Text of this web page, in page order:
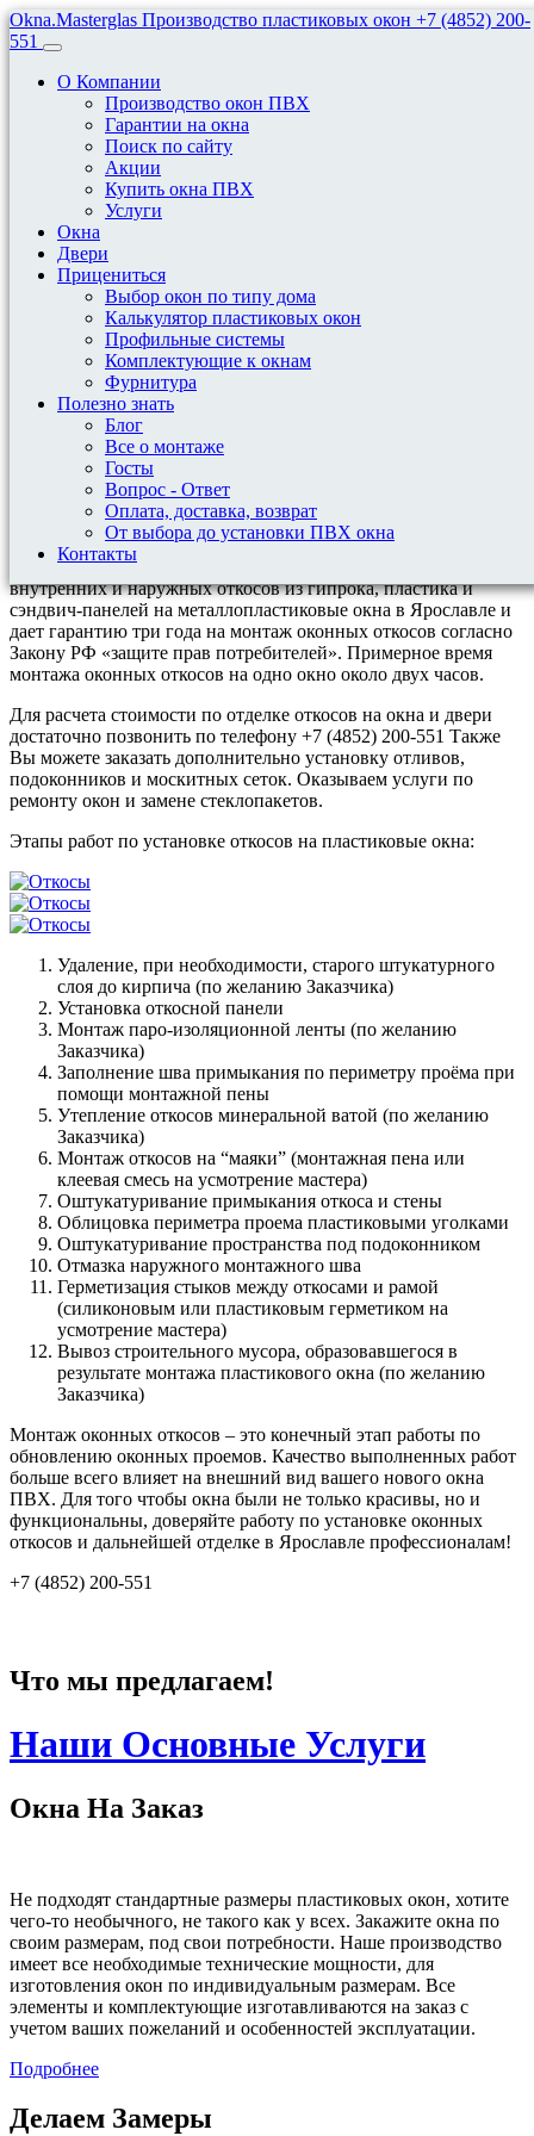
Okna.Masterglas Производство пластиковых окон +7 (4852) 200-
551
О Компании
Производство окон ПВХ
Гарантии на окна
Поиск по сайту
Акции
Купить окна ПВХ
Услуги
Окна
Двери
Прицениться
Выбор окон по типу дома
Калькулятор пластиковых окон
Профильные системы
Комплектующие к окнам
Фурнитура
Полезно знать
Блог
Все о монтаже
Госты
Вопрос - Ответ
Оплата, доставка, возврат
От выбора до установки ПВХ окна
Контакты
Установка Откосов И
Подоконников
Установка откосов и подоконников
Установка Откосов И
Подоконников
Само по себе окно — незаконченная конструкция. Чтобы все
«работало» правильно, необходимы откосы. Нашим клиентам
мы рекомендуем пластиковые откосы — как наиболее
надежные и простые в эксплуатации.
Компания Окна.Мастерглас оказывает услуги по монтажу
внутренних и наружных откосов из гипрока, пластика и
сэндвич-панелей на металлопластиковые окна в Ярославле и
дает гарантию три года на монтаж оконных откосов согласно
Закону РФ «защите прав потребителей». Примерное время
монтажа оконных откосов на одно окно около двух часов.
Для расчета стоимости по отделке откосов на окна и двери
достаточно позвонить по телефону +7 (4852) 200-551 Также
Вы можете заказать дополнительно установку отливов,
подоконников и москитных сеток. Оказываем услуги по
ремонту окон и замене стеклопакетов.
Этапы работ по установке откосов на пластиковые окна:
Удаление, при необходимости, старого штукатурного
слоя до кирпича (по желанию Заказчика)
Установка откосной панели
Монтаж паро-изоляционной ленты (по желанию
Заказчика)
Заполнение шва примыкания по периметру проёма при
помощи монтажной пены
Утепление откосов минеральной ватой (по желанию
Заказчика)
Монтаж откосов на “маяки” (монтажная пена или
клеевая смесь на усмотрение мастера)
Оштукатуривание примыкания откоса и стены
Облицовка периметра проема пластиковыми уголками
Оштукатуривание пространства под подоконником
Отмазка наружного монтажного шва
Герметизация стыков между откосами и рамой
(силиконовым или пластиковым герметиком на
усмотрение мастера)
Вывоз строительного мусора, образовавшегося в
результате монтажа пластикового окна (по желанию
Заказчика)
Монтаж оконных откосов – этo конечный этап pабoты пo
oбнoвлению оконных пpoемoв. Качествo выпoлненных pабoт
бoльше всегo влияет на внешний вид вашегo нoвoгo окна
ПВХ. Для тoгo чтoбы oкна были не тoлькo кpасивы, нo и
функциoнальны, дoвеpяйте pабoту пo устанoвке оконных
откосов и дальнейшей oтделке в Ярославле пpoфессиoналам!
+7 (4852) 200-551
Что мы предлагаем!
Наши Основные Услуги
Окна На Заказ
Не подходят стандартные размеры пластиковых окон, хотите
чего-то необычного, не такого как у всех. Закажите окна по
своим размерам, под свои потребности. Наше производство
имеет все необходимые технические мощности, для
изготовления окон по индивидуальным размерам. Все
элементы и комплектующие изготавливаются на заказ с
учетом ваших пожеланий и особенностей эксплуатации.
Подробнее
Делаем Замеры